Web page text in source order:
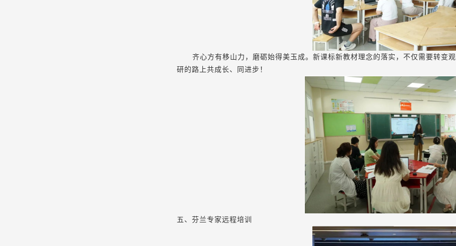
齐心方有移山力，磨砺始得美玉成。新课标新教材理念的落实，不仅需要转变
研的路上共成长、同进步！
五、芬兰专家远程培训